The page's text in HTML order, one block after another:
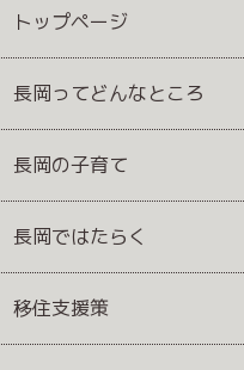
トップページ
長岡ってどんなところ
長岡の子育て
長岡ではたらく
移住支援策